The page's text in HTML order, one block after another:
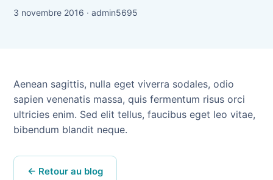
3 novembre 2016 · admin5695
Aenean sagittis, nulla eget viverra sodales, odio
sapien venenatis massa, quis fermentum risus orci
ultricies enim. Sed elit tellus, faucibus eget leo vitae,
bibendum blandit neque.
← Retour au blog